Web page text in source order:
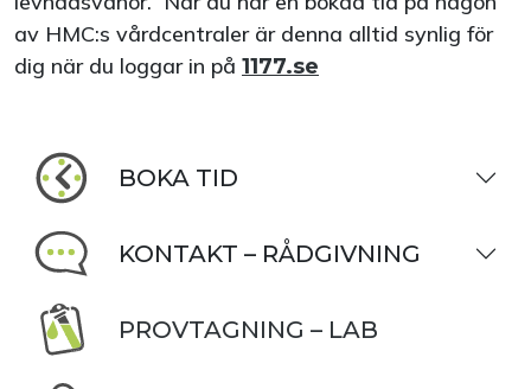
av HMC:s vårdcentraler är denna alltid synlig för
dig när du loggar in på 1177.se
BOKA TID
KONTAKT – RÅDGIVNING
PROVTAGNING – LAB